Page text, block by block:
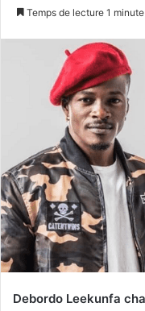
Temps de lecture 1 minute
Debordo Leekunfa